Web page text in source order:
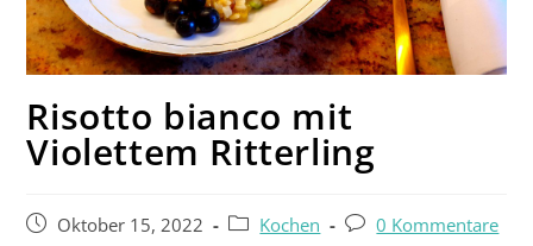
Risotto bianco mit
Violettem Ritterling
Oktober 15, 2022 Kochen 0 Kommentare